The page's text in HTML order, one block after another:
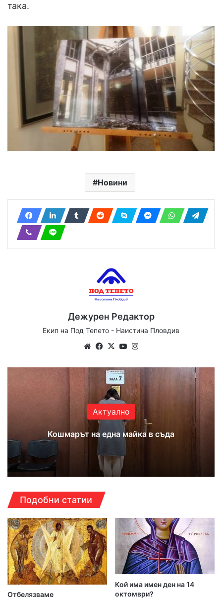
така.
Новини
Дежурен Редактор
Екип на Под Тепето - Наистина Пловдив
We
te
Fa
bo
ok
X
Yo
ub
e
ra
Актуално
Кошмарът на една майка в съда
Подобни статии
Отбелязваме
Кой има имен ден на 14
октомври?